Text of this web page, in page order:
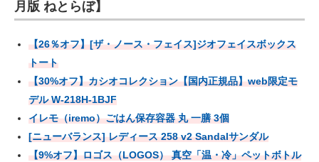
月版 ねとらぼ】
【26％オフ】[ザ・ノース・フェイス]ジオフェイスボックス
トート
【30%オフ】カシオコレクション【国内正規品】web限定モ
デル W-218H-1BJF
イレモ（iremo）ごはん保存容器 丸 一膳 3個
[ニューバランス] レディース 258 v2 Sandalサンダル
【9%オフ】ロゴス（LOGOS） 真空「温・冷」ペットボトル